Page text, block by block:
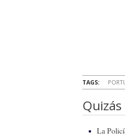
TAGS:
La